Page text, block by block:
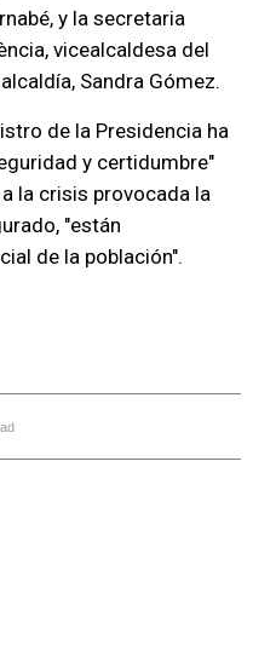
y la secretaria
vicealcaldesa del
Sandra Gómez.
de la Presidencia ha
y certidumbre"
la crisis provocada la
"están
de la población".